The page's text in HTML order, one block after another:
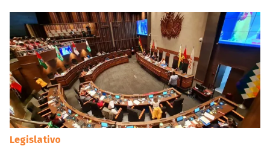
Legislativo